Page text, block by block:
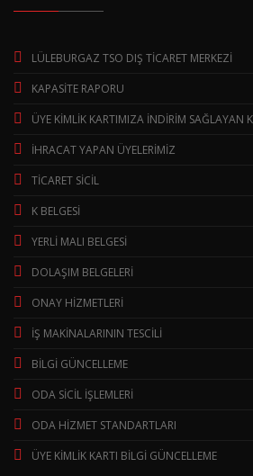
LÜLEBURGAZ TSO DIŞ TİCARET MERKEZİ
KAPASİTE RAPORU
ÜYE KİMLİK KARTIMIZA İNDİRİM SAĞLAYAN
İHRACAT YAPAN ÜYELERİMİZ
TİCARET SİCİL
K BELGESİ
YERLİ MALI BELGESİ
DOLAŞIM BELGELERİ
ONAY HİZMETLERİ
İŞ MAKİNALARININ TESCİLİ
BİLGİ GÜNCELLEME
ODA SİCİL İŞLEMLERİ
ODA HİZMET STANDARTLARI
ÜYE KİMLİK KARTI BİLGİ GÜNCELLEME